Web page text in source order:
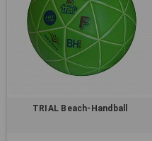
TRIAL Beach-Handball